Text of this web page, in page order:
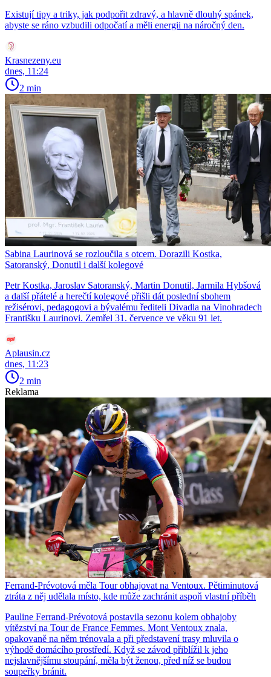
Existují tipy a triky, jak podpořit zdravý, a hlavně dlouhý spánek,
abyste se ráno vzbudili odpočatí a měli energii na náročný den.
Krasnezeny.eu
dnes, 11:24
2 min
Sabina Laurinová se rozloučila s otcem. Dorazili Kostka,
Satoranský, Donutil i další kolegové
Petr Kostka, Jaroslav Satoranský, Martin Donutil, Jarmila Hybšová
a další přátelé a herečtí kolegové přišli dát poslední sbohem
režisérovi, pedagogovi a bývalému řediteli Divadla na Vinohradech
Františku Laurinovi. Zemřel 31. července ve věku 91 let.
Aplausin.cz
dnes, 11:23
2 min
Reklama
Ferrand-Prévotová měla Tour obhajovat na Ventoux. Pětiminutová
ztráta z něj udělala místo, kde může zachránit aspoň vlastní příběh
Pauline Ferrand-Prévotová postavila sezonu kolem obhajoby
vítězství na Tour de France Femmes. Mont Ventoux znala,
opakovaně na něm trénovala a při představení trasy mluvila o
výhodě domácího prostředí. Když se závod přiblížil k jeho
nejslavnějšímu stoupání, měla být ženou, před níž se budou
soupeřky bránit.